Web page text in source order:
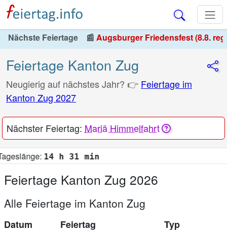
Nächste Feiertage 📰 Augsburger Friedensfest (8.8.
Feiertage Kanton Zug
Neugierig auf nächstes Jahr? 👉 Feiertage im
Kanton Zug 2027
Nächster Feiertag: Mariä Himmelfahrt
h 31 min
Feiertage Kanton Zug 2026
Alle Feiertage im Kanton Zug
Datum Feiertag
Typ